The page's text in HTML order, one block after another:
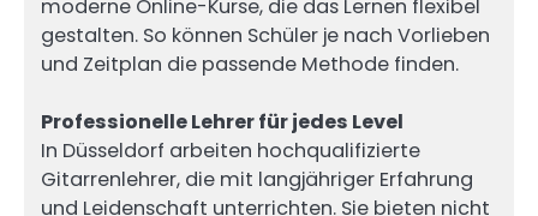
moderne Online-Kurse, die das Lernen flexibel
gestalten. So können Schüler je nach Vorlieben
und Zeitplan die passende Methode finden.
Professionelle Lehrer für jedes Level
In Düsseldorf arbeiten hochqualifizierte
Gitarrenlehrer, die mit langjähriger Erfahrung
und Leidenschaft unterrichten. Sie bieten nicht